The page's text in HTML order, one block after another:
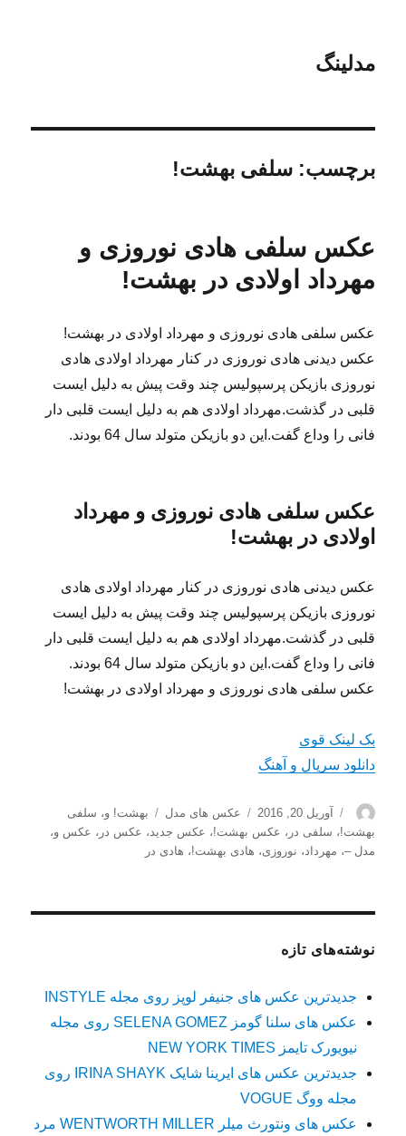
مدلینگ
برچسب:سلفی بهشت!
عکس سلفی هادی نوروزی و
مهرداد اولادی در بهشت!
عکس سلفی هادی نوروزی و مهرداد اولادی در بهشت!
عکس دیدنی هادی نوروزی در کنار مهرداد اولادی هادی
نوروزی بازیکن پرسپولیس چند وقت پیش به دلیل ایست
قلبی در گذشت.مهرداد اولادی هم به دلیل ایست قلبی دار
فانی را وداع گفت.این دو بازیکن متولد سال 64 بودند.
عکس سلفی هادی نوروزی و مهرداد
اولادی در بهشت!
عکس دیدنی هادی نوروزی در کنار مهرداد اولادی هادی
نوروزی بازیکن پرسپولیس چند وقت پیش به دلیل ایست
قلبی در گذشت.مهرداد اولادی هم به دلیل ایست قلبی دار
فانی را وداع گفت.این دو بازیکن متولد سال 64 بودند.
عکس سلفی هادی نوروزی و مهرداد اولادی در بهشت!
بک لینک قوی
دانلود سریال و آهنگ
نویسنده
ارسال
شده
در
آوریل 20, 2016 دسته‌ها
عکس های مدل برچسب‌ها
بهشت! و، سلفی
بهشت!، سلفی در ، عکس بهشت!، عکس جدید، عکس در ، عکس و،
مدل –، مهرداد، نوروزی، هادی بهشت!، هادی در
نوشته‌های تازه
جدیدترین عکس های جنیفر لوپز روی مجله INSTYLE
عکس های سلنا گومز SELENA GOMEZ روی مجله
نیویورک تایمز NEW YORK TIMES
جدیدترین عکس های ایرینا شایک IRINA SHAYK روی
مجله ووگ VOGUE
عکس های ونتورث میلر WENTWORTH MILLER مرد